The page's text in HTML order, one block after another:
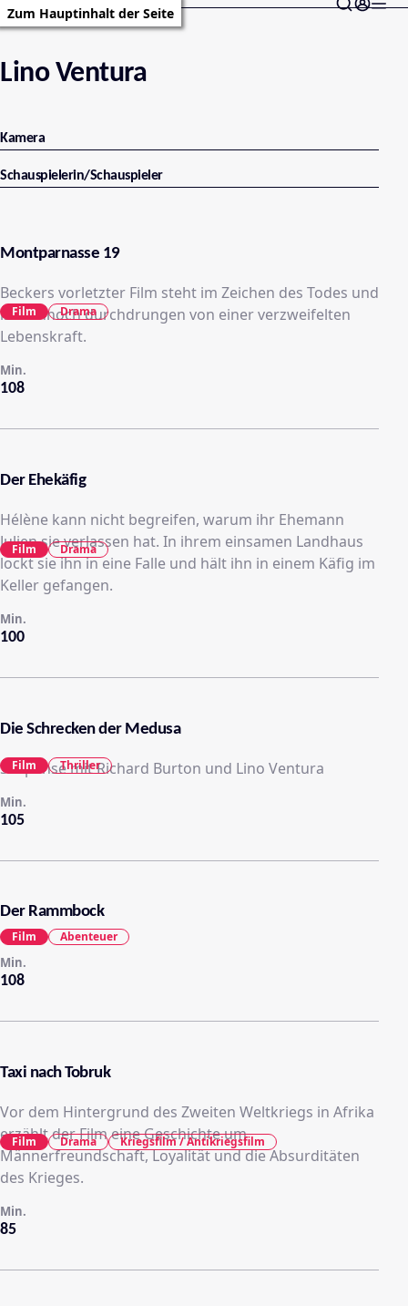
Zum Hauptinhalt der Seite
Lino Ventura
Kamera
Schauspielerin/Schauspieler
Montparnasse 19
Beckers vorletzter Film steht im Zeichen des Todes und
ist dennoch durchdrungen von einer verzweifelten
Lebenskraft.
108
Min.
Film Drama
Der Ehekäfig
Hélène kann nicht begreifen, warum ihr Ehemann
Julien sie verlassen hat. In ihrem einsamen Landhaus
lockt sie ihn in eine Falle und hält ihn in einem Käfig im
Keller gefangen.
100
Min.
Film Drama
Die Schrecken der Medusa
Suspense mit Richard Burton und Lino Ventura
105
Min.
Film Thriller
Der Rammbock
108
Min.
Film Abenteuer
Taxi nach Tobruk
Vor dem Hintergrund des Zweiten Weltkriegs in Afrika
erzählt der Film eine Geschichte um
Männerfreundschaft, Loyalität und die Absurditäten
des Krieges.
85
Min.
Film Drama Kriegsfilm / Antikriegsfilm